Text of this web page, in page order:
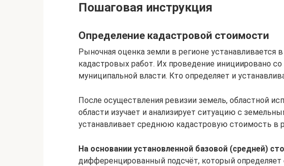
Пошаговая инструкция
Определение кадастровой стоимости
Рыночная оценка земли в регионе устанавливается
кадастровых работ. Их проведение инициировано
муниципальной власти. Кто определяет и
После осуществления ревизии земель, областной
области изучает и анализирует ситуацию с
устанавливает среднюю кадастровую стоимость в
На основании установленной базовой (средней)
дифференцированный подсчёт, который